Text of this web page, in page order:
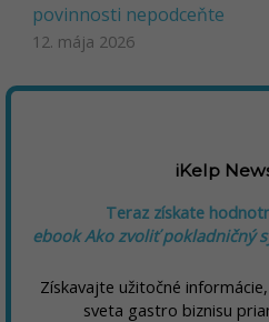
povinnosti nepodceňte
12. mája 2026
iKelp
Teraz získate
ebook Ako zvoliť pokladničný
Získavajte užitočné
sveta gastro biznisu